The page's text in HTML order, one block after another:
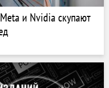
и Nvidia скупают